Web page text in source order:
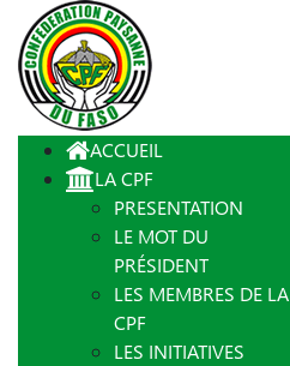
ACCUEIL
LA CPF
PRESENTATION
LE MOT DU
PRÉSIDENT
LES MEMBRES DE LA
CPF
LES INITIATIVES